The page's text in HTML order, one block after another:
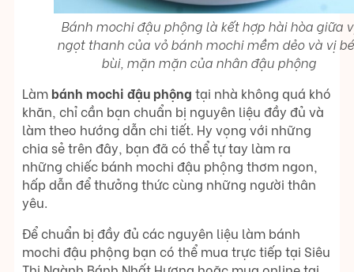
Bánh mochi đậu phộng là kết hợp hài hòa giữa
ngọt thanh của vỏ bánh mochi mềm dẻo và vị
bùi, mặn mặn của nhân đậu phộng
Làm bánh mochi đậu phộng tại nhà không quá khó
khăn, chỉ cần bạn chuẩn bị nguyên liệu đầy đủ và
làm theo hướng dẫn chi tiết. Hy vọng với những
chia sẻ trên đây, bạn đã có thể tự tay làm ra
những chiếc bánh mochi đậu phộng thơm ngon,
hấp dẫn để thưởng thức cùng những người thân
yêu.
Để chuẩn bị đầy đủ các nguyên liệu làm bánh
mochi đậu phộng bạn có thể mua trực tiếp tại Siêu